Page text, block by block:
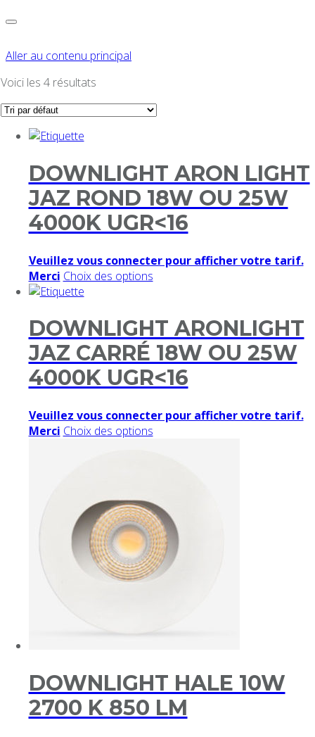
Aller au contenu principal
Voici les 4 résultats
DOWNLIGHT ARON LIGHT
JAZ ROND 18W OU 25W
4000K UGR<16
Veuillez vous connecter pour afficher votre tarif.
Merci Choix des options
DOWNLIGHT ARONLIGHT
JAZ CARRÉ 18W OU 25W
4000K UGR<16
Veuillez vous connecter pour afficher votre tarif.
Merci Choix des options
DOWNLIGHT HALE 10W
2700 K 850 LM